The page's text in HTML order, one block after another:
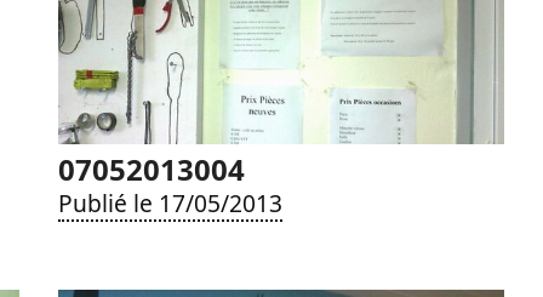
07052013004
Publié le 17/05/2013